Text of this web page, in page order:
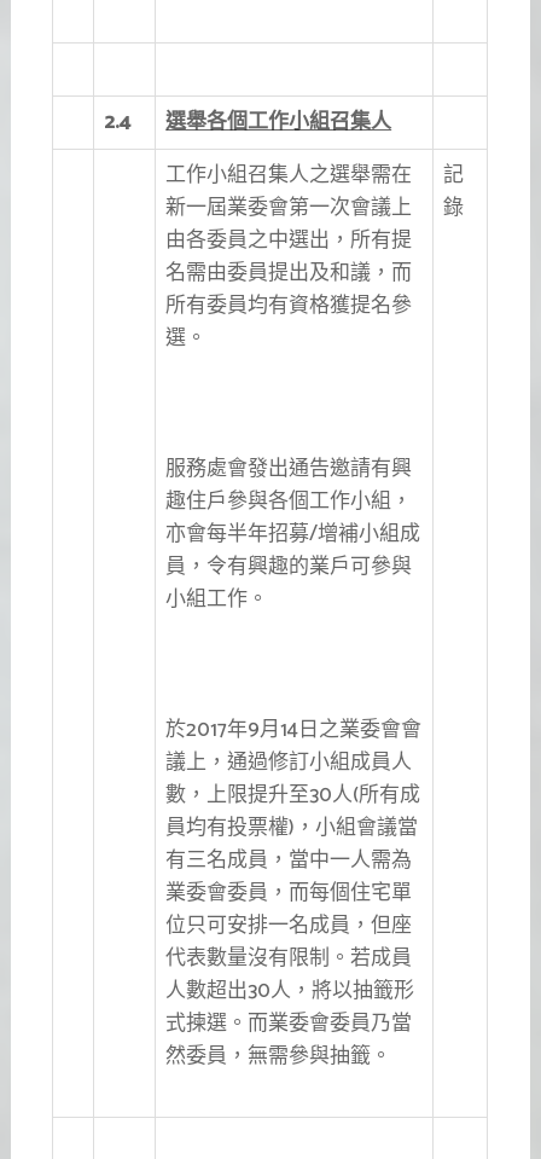
2.4
選舉各個工作小組召集人
工作小組召集人之選舉需在
新一屆業委會第一次會議上
由各委員之中選出，所有提
名需由委員提出及和議，而
所有委員均有資格獲提名參
選。
服務處會發出通告邀請有興
趣住戶參與各個工作小組，
亦會每半年招募/增補小組成
員，令有興趣的業戶可參與
小組工作。
於2017年9月14日之業委會會
議上，通過修訂小組成員人
數，上限提升至30人(所有成
員均有投票權)，小組會議當
有三名成員，當中一人需為
業委會委員，而每個住宅單
位只可安排一名成員，但座
代表數量沒有限制。若成員
人數超出30人，將以抽籤形
式揀選。而業委會委員乃當
然委員，無需參與抽籤。
記
錄